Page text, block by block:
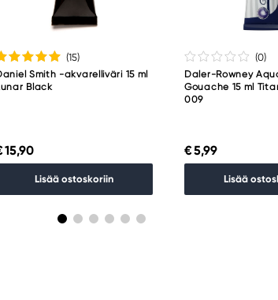
(15)
Smith -akvarelliväri 15 ml
Black
15,90
Lisää ostoskoriin
(0)
Daler-Rowney
Gouache 15 ml
009
€ 5,99
Lisää